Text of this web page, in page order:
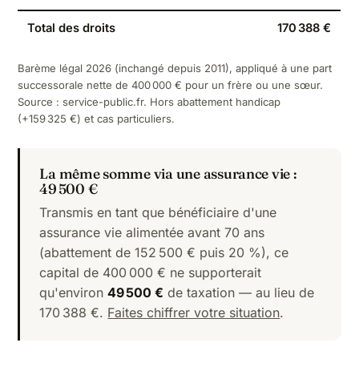
Total des droits 170 388 €
Barème légal 2026 (inchangé depuis 2011), appliqué à une part
successorale nette de 400 000 € pour un frère ou une sœur.
Source : service-public.fr. Hors abattement handicap
(+159 325 €) et cas particuliers.
La même somme via une assurance vie :
49 500 €
Transmis en tant que bénéficiaire d'une
assurance vie alimentée avant 70 ans
(abattement de 152 500 € puis 20 %), ce
capital de 400 000 € ne supporterait
qu'environ49 500 € de taxation — au lieu de
170 388 €. Faites chiffrer votre situation.